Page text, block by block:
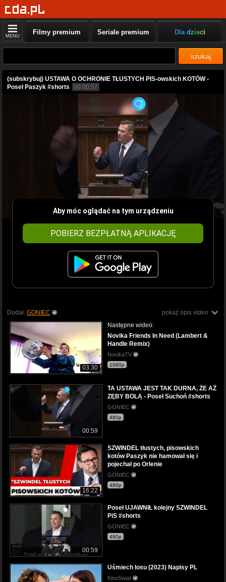
MENU Filmy premium Seriale premium Dla dzieci
szukaj
(subskrybuj) USTAWA O OCHRONIE TŁUSTYCH PIS-owskich KOTÓW -
Poseł Paszyk #shorts
00:00:57
Aby móc oglądać na tym urządzeniu
POBIERZ BEZPŁATNĄ APLIKACJĘ
pokaż opis video
Dodał: GONIEC
03:30
Następne wideo:
Novika Friends In Need (Lambert &
Handle Remix)
NovikaTV
1080p
00:59
TA USTAWA JEST TAK DURNA, ŻE AŻ
ZĘBY BOLĄ - Poseł Suchoń #shorts
GONIEC
480p
16:22
SZWINDEL tłustych, pisowskich
kotów Paszyk nie hamował się i
pojechał po Orlenie
GONIEC
480p
00:59
Poseł UJAWNIŁ kolejny SZWINDEL
PiS #shorts
GONIEC
480p
Uśmiech losu (2023) Napisy PL
KinoSwiat